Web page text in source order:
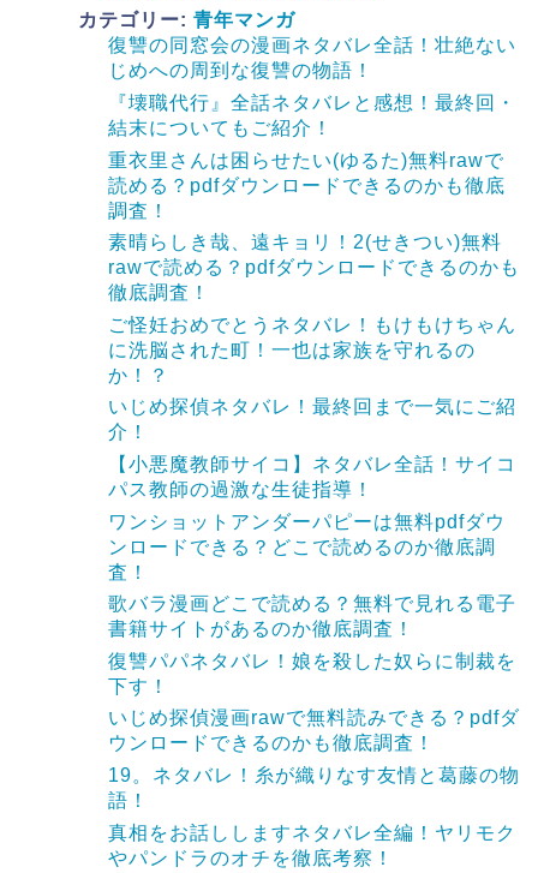
カテゴリー: 青年マンガ
復讐の同窓会の漫画ネタバレ全話！壮絶ない
じめへの周到な復讐の物語！
『壊職代行』全話ネタバレと感想！最終回・
結末についてもご紹介！
重衣里さんは困らせたい(ゆるた)無料rawで
読める？pdfダウンロードできるのかも徹底
調査！
素晴らしき哉、遠キョリ！2(せきつい)無料
rawで読める？pdfダウンロードできるのかも
徹底調査！
ご怪妊おめでとうネタバレ！もけもけちゃん
に洗脳された町！一也は家族を守れるの
か！？
いじめ探偵ネタバレ！最終回まで一気にご紹
介！
【小悪魔教師サイコ】ネタバレ全話！サイコ
パス教師の過激な生徒指導！
ワンショットアンダーパピーは無料pdfダウ
ンロードできる？どこで読めるのか徹底調
査！
歌バラ漫画どこで読める？無料で見れる電子
書籍サイトがあるのか徹底調査！
復讐パパネタバレ！娘を殺した奴らに制裁を
下す！
いじめ探偵漫画rawで無料読みできる？pdfダ
ウンロードできるのかも徹底調査！
19。ネタバレ！糸が織りなす友情と葛藤の物
語！
真相をお話ししますネタバレ全編！ヤリモク
やパンドラのオチを徹底考察！